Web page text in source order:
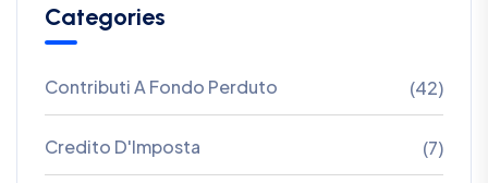
Categories
Contributi A Fondo Perduto (42)
Credito D'Imposta (7)